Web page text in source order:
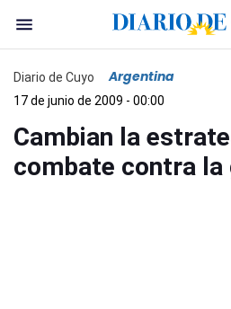
Diario de Cuyo Argentina
17 de junio de 2009 - 00:00
Cambian la
combate contra la